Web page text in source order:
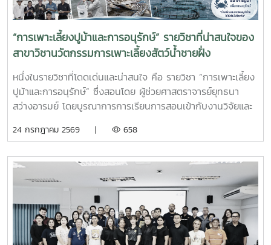
“การเพาะเลี้ยงปูม้าและการอนุรักษ์” รายวิชาที่น่าสนใจของ
สาขาวิชานวัตกรรมการเพาะเลี้ยงสัตว์น้ำชายฝั่ง
หนึ่งในรายวิชาที่โดดเด่นและน่าสนใจ คือ รายวิชา “การเพาะเลี้ยง
ปูม้าและการอนุรักษ์” ซึ่งสอนโดย ผู้ช่วยศาสตราจารย์ยุทธนา
สว่างอารมย์ โดยบูรณาการการเรียนการสอนเข้ากับงานวิจัยและ
และภาคปฏิบัติ ตั้งแต่ชีววิทยาและวงจรชีวิตของปูม้า การเพาะ
และการฟื้นฟูทรัพยากรปูม้าในพื้นที่ชายฝั่งนักศึกษาจะได้ลงพื้นที่
ปฏิบัติงานจริง ร่วมศึกษาวิจัยและทำกิจกรรมบริการวิชาการกับ
ชุมชน ภาคีเครือข่าย และหน่วยงานที่เกี่ยวข้อง เพื่อแลกเปลี่ยน
องค์ความรู้และร่วมกันพัฒนาแนวทางการอนุรักษ์ทรัพยากรทาง
ทะเล อันเป็นการสร้างประสบการณ์การเรียนรู้จากสถานการณ์
จริง พร้อมปลูกฝังความรับผิดชอบต่อสังคมและสิ่งแวดล้อม
24 กรกฎาคม 2569 | 658